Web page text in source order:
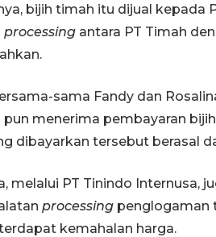
bijih timah itu dijual kepada
processing antara PT Timah
sama Fandy dan
pun menerima pembayaran
dibayarkan tersebut berasal
melalui PT Tinindo Internusa,
processing penglogaman
kemahalan harga.